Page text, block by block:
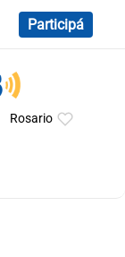
Participá
Rosario